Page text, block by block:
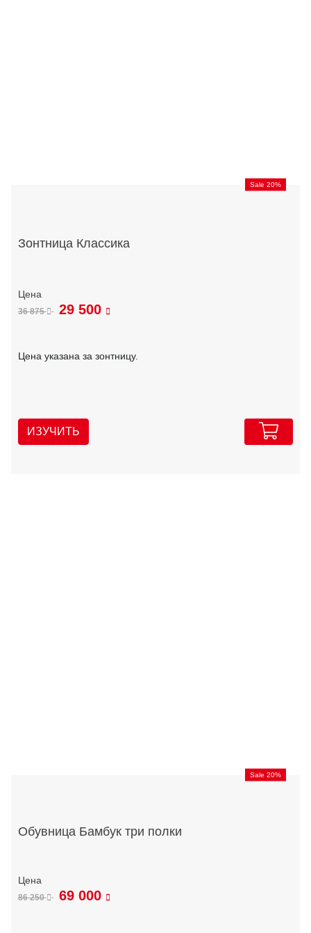
Sale 20%
Зонтница Классика
36 875 29 500
Цена указана за зонтницу.
ИЗУЧИТЬ
Sale 20%
Обувница Бамбук три полки
86 250 69 000